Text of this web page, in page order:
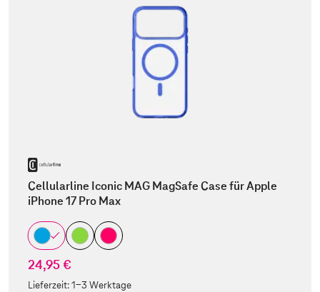
Cellularline Iconic MAG MagSafe Case für Apple
iPhone 17 Pro Max
24,95 €
Lieferzeit:1-3 Werktage